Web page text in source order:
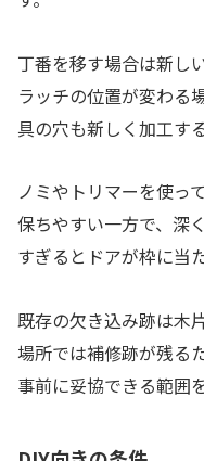
丁番を移す場合は新し
ラッチの位置が変わる
具の穴も新しく加工す
ノミやトリマーを使っ
保ちやすい一方で、深
すぎるとドアが枠に当
既存の欠き込み跡は木
場所では補修跡が残る
事前に妥協できる範囲